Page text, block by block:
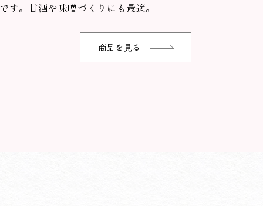
。甘酒や味噌づくりにも最適。
商品を⾒る